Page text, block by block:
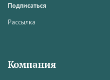
Подписаться
Рассылка
Компания